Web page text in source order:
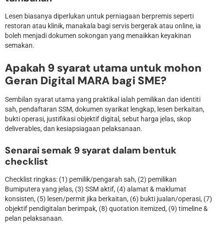
Lesen biasanya diperlukan untuk perniagaan berpremis seperti
restoran atau klinik, manakala bagi servis bergerak atau online, ia
boleh menjadi dokumen sokongan yang menaikkan keyakinan
semakan.
Apakah 9 syarat utama untuk mohon
Geran Digital MARA bagi SME?
Sembilan syarat utama yang praktikal ialah pemilikan dan identiti
sah, pendaftaran SSM, dokumen syarikat lengkap, lesen berkaitan,
bukti operasi, justifikasi objektif digital, sebut harga jelas, skop
deliverables, dan kesiapsiagaan pelaksanaan.
Senarai semak 9 syarat dalam bentuk
checklist
Checklist ringkas: (1) pemilik/pengarah sah, (2) pemilikan
Bumiputera yang jelas, (3) SSM aktif, (4) alamat & maklumat
konsisten, (5) lesen/permit jika berkaitan, (6) bukti jualan/operasi, (7)
objektif pendigitalan berimpak, (8) quotation itemized, (9) timeline &
pelan pelaksanaan.